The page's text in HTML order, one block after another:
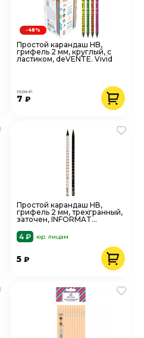
Простой карандаш HB,
грифель 2 мм, круглый, с
ластиком, deVENTE. Vivid
7₽
13,50 ₽
-48%
Простой карандаш НВ,
грифель 2 мм, трехгранный,
заточен, INFORMAT
4 ₽
юр. лицам
5₽